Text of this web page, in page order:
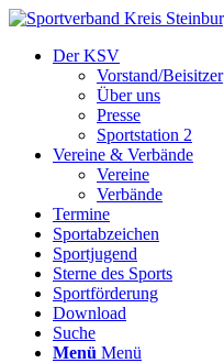
Der KSV
Vorstand/Beisitzer
Über uns
Presse
Sportstation 2
Vereine & Verbände
Vereine
Verbände
Termine
Sportabzeichen
Sportjugend
Sterne des Sports
Sportförderung
Download
Suche
Menü Menü